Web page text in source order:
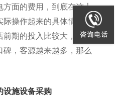
方面的费用，到底在这上
际操作起来的具体情况。
前期的投入比较大，但是
，客源越来越多，那么
设施设备采购